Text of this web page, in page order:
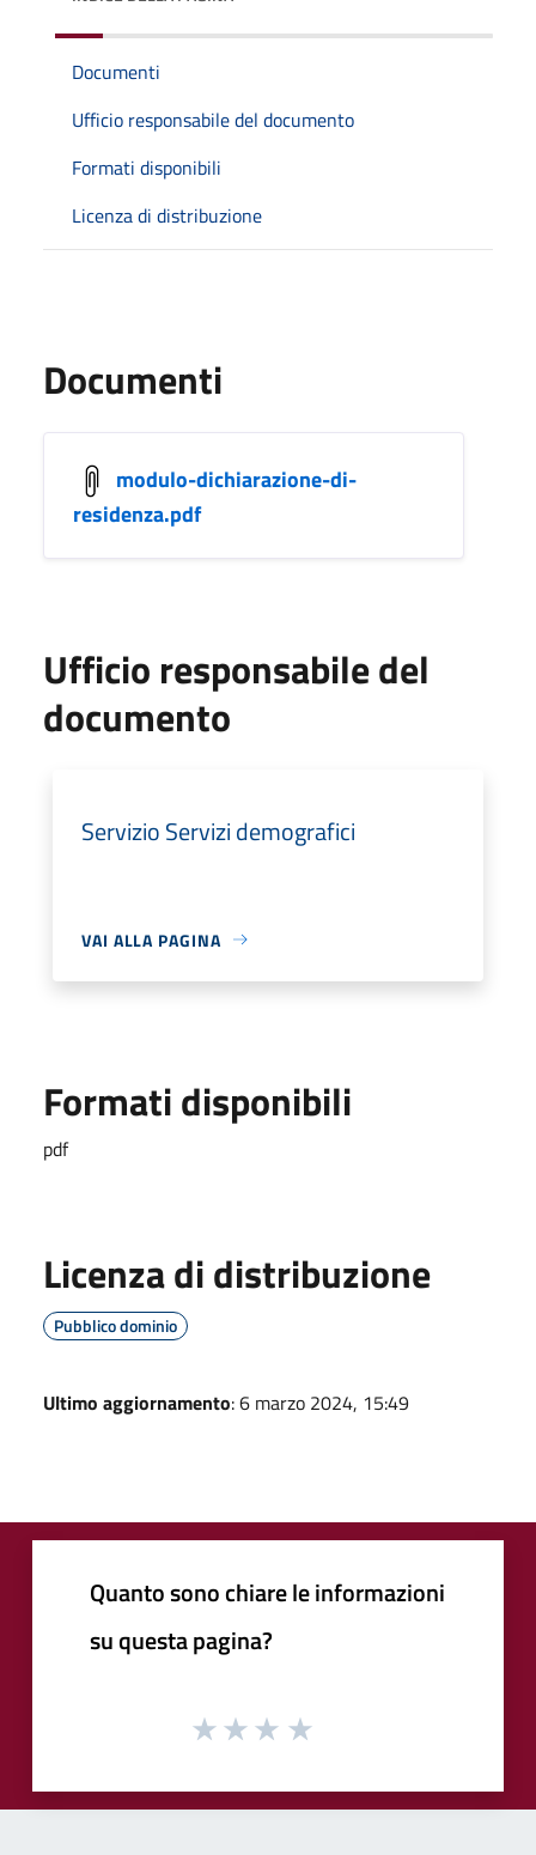
Documenti
Ufficio responsabile del documento
Formati disponibili
Licenza di distribuzione
Documenti
modulo-dichiarazione-di-
residenza.pdf
Ufficio responsabile del
documento
Servizio Servizi demografici
VAI ALLA PAGINA
Formati disponibili
pdf
Licenza di distribuzione
Pubblico dominio
Ultimo aggiornamento: 6 marzo 2024, 15:49
Quanto sono chiare le informazioni
su questa pagina?